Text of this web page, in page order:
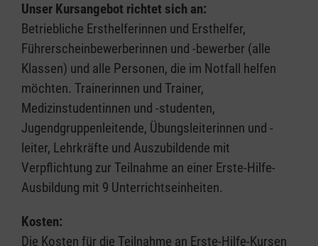
Unser Kursangebot richtet sich an:
Betriebliche Ersthelferinnen und Ersthelfer,
Führerscheinbewerberinnen und -bewerber (alle
Klassen) und alle Personen, die im Notfall helfen
möchten. Trainerinnen und Trainer,
Medizinstudentinnen und -studenten,
Jugendgruppenleitende, Übungsleiterinnen und -
leiter, Lehrkräfte und Auszubildende mit
Verpflichtung zur Teilnahme an einer Erste-Hilfe-
Ausbildung mit 9 Unterrichtseinheiten.
Kosten:
Die Kosten für die Teilnahme an Erste-Hilfe-Kursen